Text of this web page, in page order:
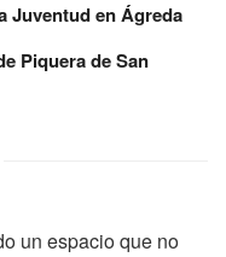
Juventud en Ágreda
Piquera de San
un espacio que no